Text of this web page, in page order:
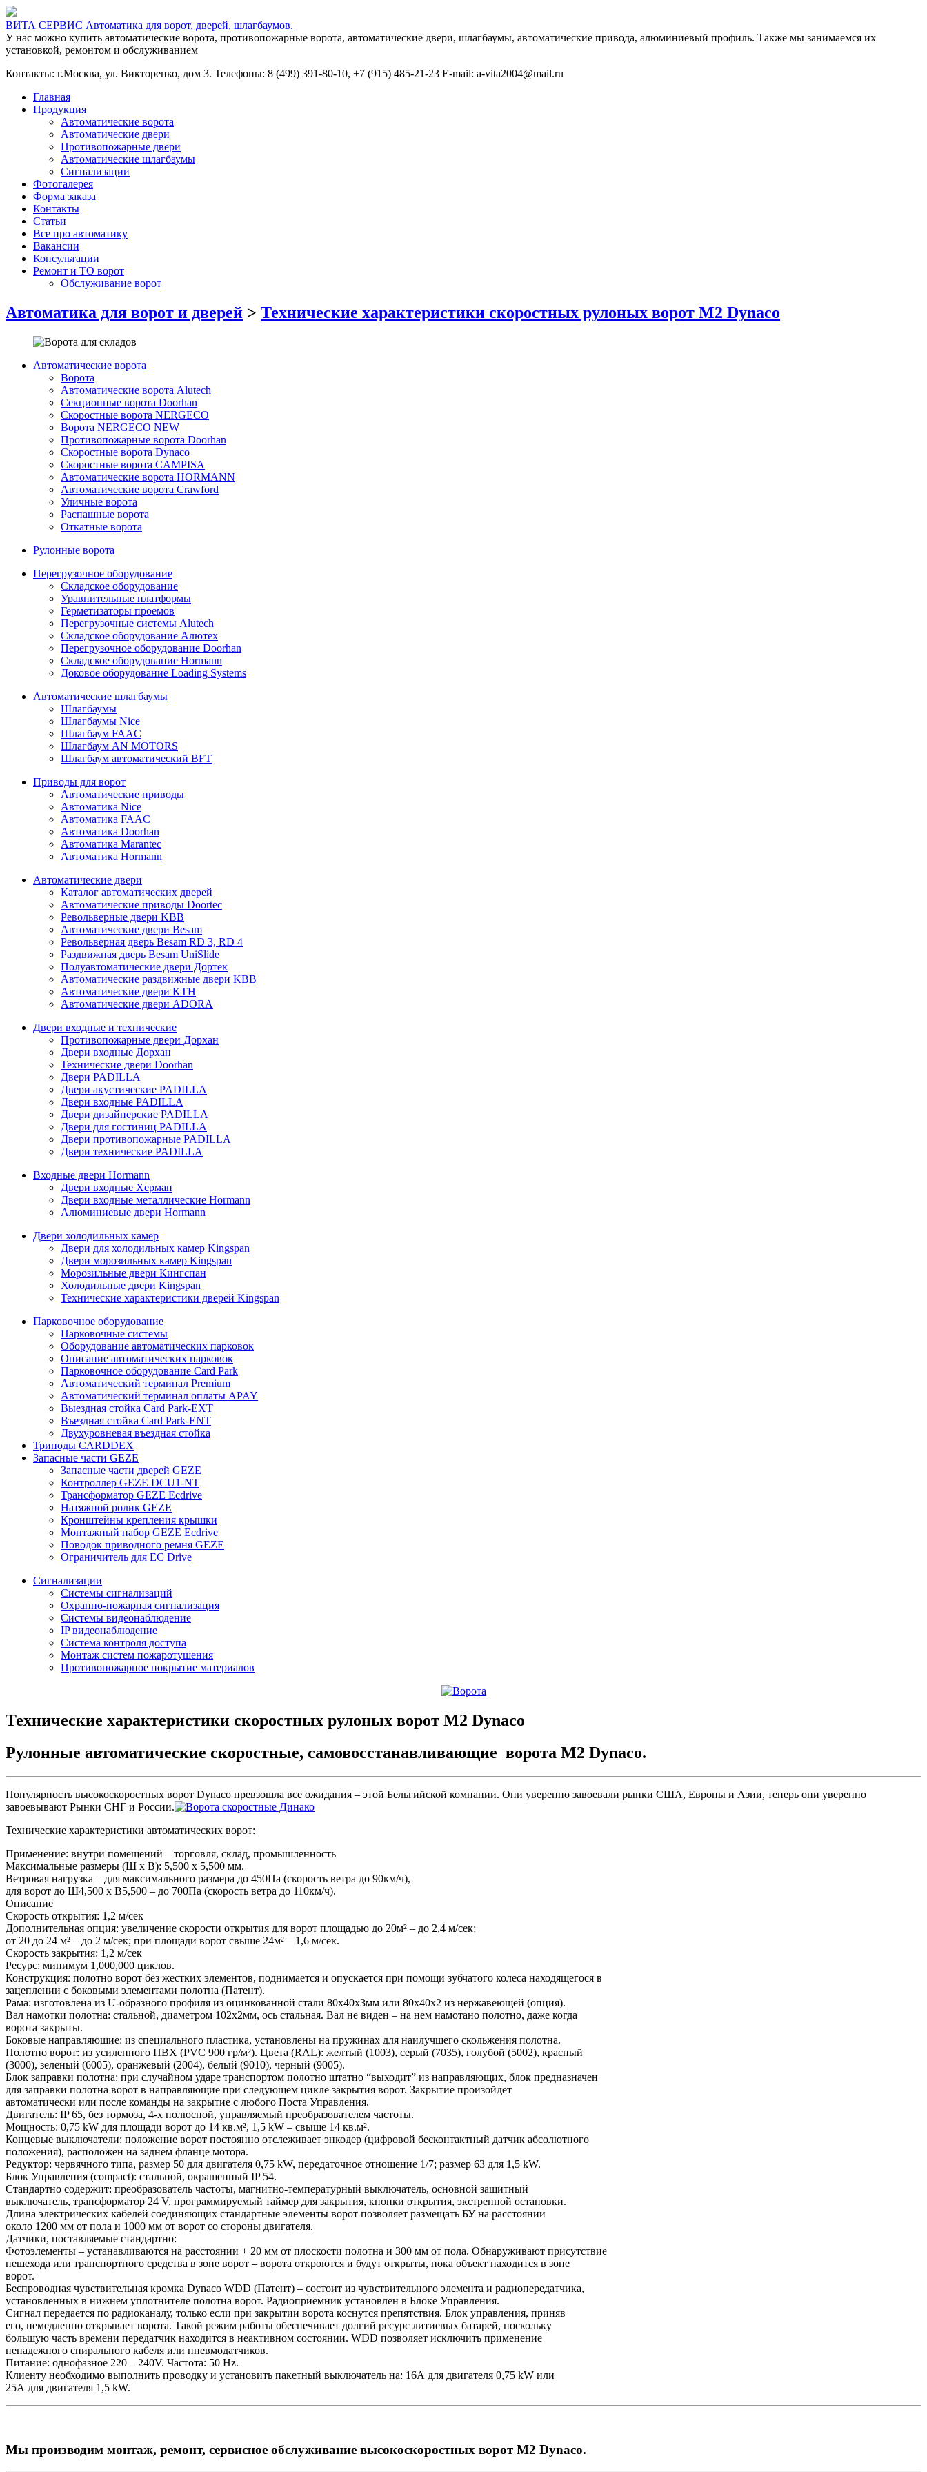
ВИТА СЕРВИС Автоматика для ворот, дверей, шлагбаумов.
У нас можно купить автоматические ворота, противопожарные ворота, автоматические двери, шлагбаумы, автоматические привода, алюминиевый профиль. Также мы занимаемся их
установкой, ремонтом и обслуживанием
Контакты: г.Москва, ул. Викторенко, дом 3. Телефоны: 8 (499) 391-80-10, +7 (915) 485-21-23 E-mail: a-vita2004@mail.ru
Главная
Продукция
Автоматические ворота
Автоматические двери
Противопожарные двери
Автоматические шлагбаумы
Сигнализации
Фотогалерея
Форма заказа
Контакты
Статьи
Все про автоматику
Вакансии
Консультации
Ремонт и ТО ворот
Обслуживание ворот
Автоматика для ворот и дверей > Технические характеристики скоростных рулоных ворот М2 Dynaco
Автоматические ворота
Ворота
Автоматические ворота Alutech
Секционные ворота Doorhan
Скоростные ворота NERGECO
Ворота NERGECO NEW
Противопожарные ворота Doorhan
Скоростные ворота Dynaco
Скоростные ворота CAMPISA
Автоматические ворота HORMANN
Автоматические ворота Crawford
Уличные ворота
Распашные ворота
Откатные ворота
Рулонные ворота
Перегрузочное оборудование
Складское оборудование
Уравнительные платформы
Герметизаторы проемов
Перегрузочные системы Alutech
Складское оборудование Алютех
Перегрузочное оборудование Doorhan
Складское оборудование Hormann
Доковое оборудование Loading Systems
Автоматические шлагбаумы
Шлагбаумы
Шлагбаумы Nice
Шлагбаум FAAC
Шлагбаум AN MOTORS
Шлагбаум автоматический BFT
Приводы для ворот
Автоматические приводы
Автоматика Nice
Автоматика FAAC
Автоматика Doorhan
Автоматика Marantec
Автоматика Hormann
Автоматические двери
Каталог автоматических дверей
Автоматические приводы Doortec
Револьверные двери KBB
Автоматические двери Besam
Револьверная дверь Besam RD 3, RD 4
Раздвижная дверь Besam UniSlide
Полуавтоматические двери Дортек
Автоматические раздвижные двери KBB
Автоматические двери KTH
Автоматические двери ADORA
Двери входные и технические
Противопожарные двери Дорхан
Двери входные Дорхан
Технические двери Doorhan
Двери PADILLA
Двери акустические PADILLA
Двери входные PADILLA
Двери дизайнерские PADILLA
Двери для гостиниц PADILLA
Двери противопожарные PADILLA
Двери технические PADILLA
Входные двери Hormann
Двери входные Херман
Двери входные металлические Hormann
Алюминиевые двери Hormann
Двери холодильных камер
Двери для холодильных камер Kingspan
Двери морозильных камер Kingspan
Морозильные двери Кингспан
Холодильные двери Kingspan
Технические характеристики дверей Kingspan
Парковочное оборудование
Парковочные системы
Оборудование автоматических парковок
Описание автоматических парковок
Парковочное оборудование Card Park
Автоматический терминал Premium
Автоматический терминал оплаты APAY
Выездная стойка Card Park-EXT
Въездная стойка Card Park-ENT
Двухуровневая въездная стойка
Триподы CARDDEX
Запасные части GEZE
Запасные части дверей GEZE
Контроллер GEZE DCU1-NT
Трансформатор GEZE Ecdrive
Натяжной ролик GEZE
Кронштейны крепления крышки
Монтажный набор GEZE Eсdrive
Поводок приводного ремня GEZE
Ограничитель для EC Drive
Сигнализации
Системы сигнализаций
Охранно-пожарная сигнализация
Системы видеонаблюдение
IP видеонаблюдение
Система контроля доступа
Монтаж систем пожаротушения
Противопожарное покрытие материалов
Технические характеристики скоростных рулоных ворот М2 Dynaco
Рулонные автоматические скоростные, самовосстанавливающие ворота М2 Dynaco.
Популярность высокоскоростных ворот Dynaco превзошла все ожидания – этой Бельгийской компании. Они уверенно завоевали рынки США, Европы и Азии, теперь они уверенно
завоевывают Рынки СНГ и России.
Технические характеристики автоматических ворот:
Применение: внутри помещений – торговля, склад, промышленность
Максимальные размеры (Ш х В): 5,500 x 5,500 мм.
Ветровая нагрузка – для максимального размера до 450Па (скорость ветра до 90км/ч),
для ворот до Ш4,500 х В5,500 – до 700Па (скорость ветра до 110км/ч).
Описание
Скорость открытия: 1,2 м/сек
Дополнительная опция: увеличение скорости открытия для ворот площадью до 20м² – до 2,4 м/сек;
от 20 до 24 м² – до 2 м/сек; при площади ворот свыше 24м² – 1,6 м/сек.
Скорость закрытия: 1,2 м/сек
Ресурс: минимум 1,000,000 циклов.
Конструкция: полотно ворот без жестких элементов, поднимается и опускается при помощи зубчатого колеса находящегося в
зацеплении с боковыми элементами полотна (Патент).
Рама: изготовлена из U-образного профиля из оцинкованной стали 80x40x3мм или 80х40х2 из нержавеющей (опция).
Вал намотки полотна: стальной, диаметром 102х2мм, ось стальная. Вал не виден – на нем намотано полотно, даже когда
ворота закрыты.
Боковые направляющие: из специального пластика, установлены на пружинах для наилучшего скольжения полотна.
Полотно ворот: из усиленного ПВХ (PVC 900 гр/м²). Цвета (RAL): желтый (1003), серый (7035), голубой (5002), красный
(3000), зеленый (6005), оранжевый (2004), белый (9010), черный (9005).
Блок заправки полотна: при случайном ударе транспортом полотно штатно “выходит” из направляющих, блок предназначен
для заправки полотна ворот в направляющие при следующем цикле закрытия ворот. Закрытие произойдет
автоматически или после команды на закрытие с любого Поста Управления.
Двигатель: IP 65, без тормоза, 4-х полюсной, управляемый преобразователем частоты.
Мощность: 0,75 kW для площади ворот до 14 кв.м², 1,5 kW – свыше 14 кв.м².
Концевые выключатели: положение ворот постоянно отслеживает энкодер (цифровой бесконтактный датчик абсолютного
положения), расположен на заднем фланце мотора.
Редуктор: червячного типа, размер 50 для двигателя 0,75 kW, передаточное отношение 1/7; размер 63 для 1,5 kW.
Блок Управления (compact): стальной, окрашенный IP 54.
Стандартно содержит: преобразователь частоты, магнитно-температурный выключатель, основной защитный
выключатель, трансформатор 24 V, программируемый таймер для закрытия, кнопки открытия, экстренной остановки.
Длина электрических кабелей соединяющих стандартные элементы ворот позволяет размещать БУ на расстоянии
около 1200 мм от пола и 1000 мм от ворот со стороны двигателя.
Датчики, поставляемые стандартно:
Фотоэлементы – устанавливаются на расстоянии + 20 мм от плоскости полотна и 300 мм от пола. Обнаруживают присутствие
пешехода или транспортного средства в зоне ворот – ворота откроются и будут открыты, пока объект находится в зоне
ворот.
Беспроводная чувствительная кромка Dynaco WDD (Патент) – состоит из чувствительного элемента и радиопередатчика,
установленных в нижнем уплотнителе полотна ворот. Радиоприемник установлен в Блоке Управления.
Сигнал передается по радиоканалу, только если при закрытии ворота коснутся препятствия. Блок управления, приняв
его, немедленно открывает ворота. Такой режим работы обеспечивает долгий ресурс литиевых батарей, поскольку
большую часть времени передатчик находится в неактивном состоянии. WDD позволяет исключить применение
ненадежного спирального кабеля или пневмодатчиков.
Питание: однофазное 220 – 240V. Частота: 50 Hz.
Клиенту необходимо выполнить проводку и установить пакетный выключатель на: 16А для двигателя 0,75 kW или
25А для двигателя 1,5 kW.
Мы производим монтаж, ремонт, сервисное обслуживание высокоскоростных ворот М2 Dynaco.